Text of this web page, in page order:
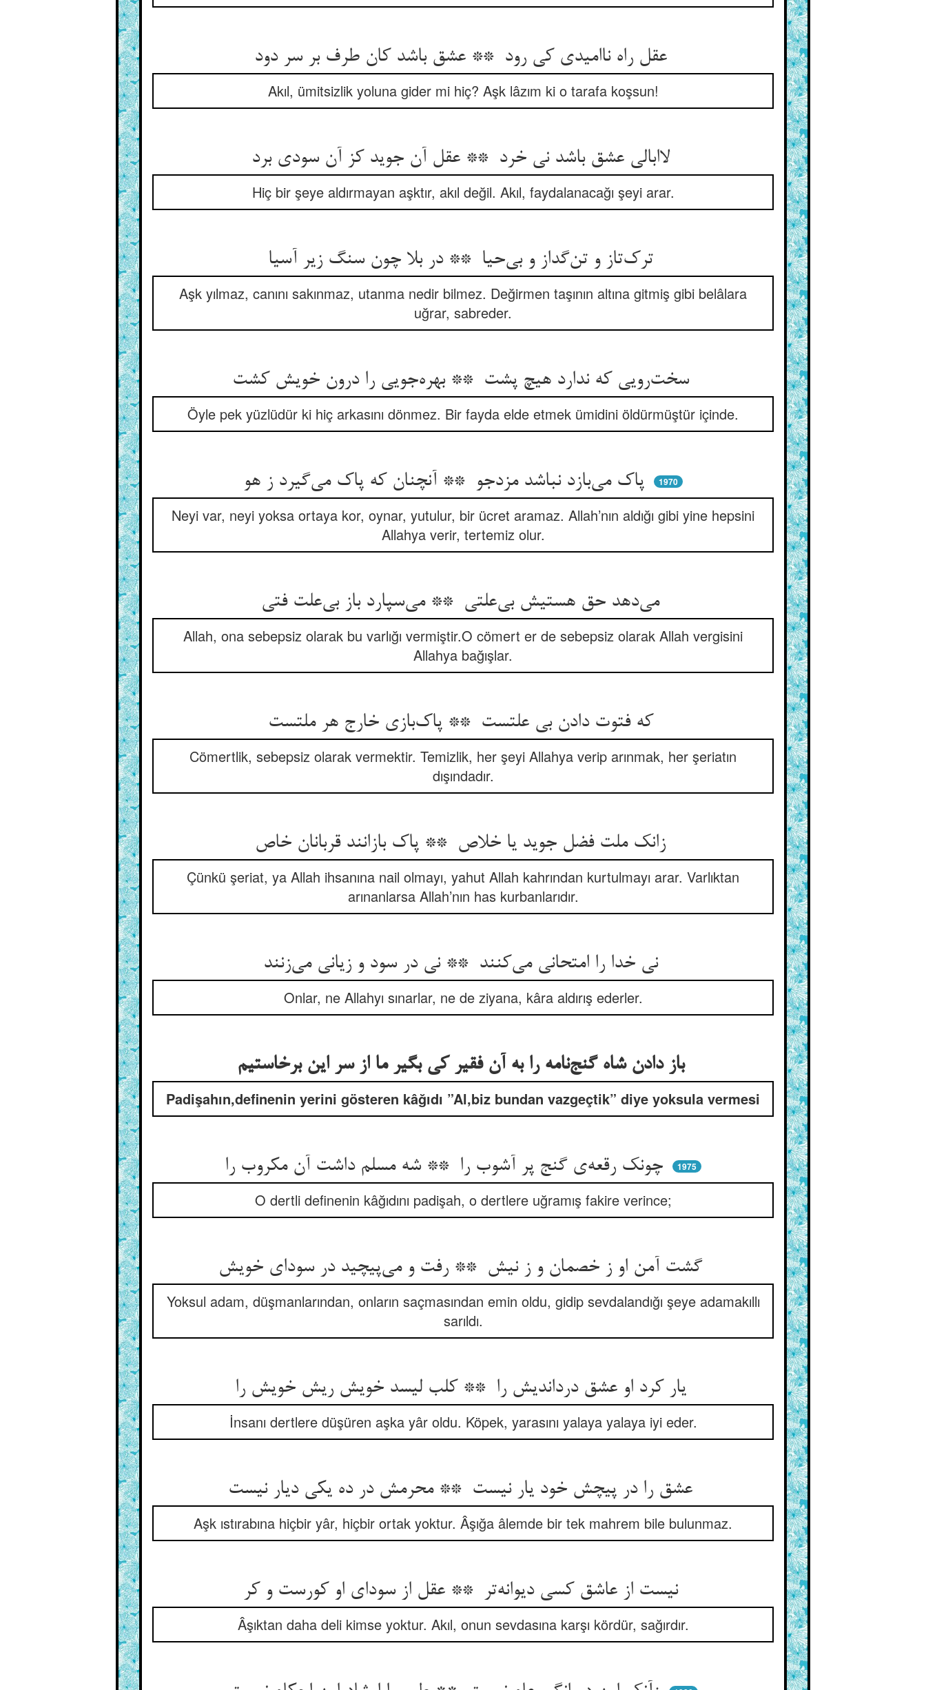
عقل راه ناامیدی کی رود ** عشق باشد کان طرف بر سر دود
Akıl, ümitsizlik yoluna gider mi hiç? Aşk lâzım ki o tarafa koşsun!
لاابالی عشق باشد نی خرد ** عقل آن جوید کز آن سودی برد
Hiç bir şeye aldırmayan aşktır, akıl değil. Akıl, faydalanacağı şeyi arar.
ترک‌تاز و تن‌گداز و بی‌حیا ** در بلا چون سنگ زیر آسیا
Aşk yılmaz, canını sakınmaz, utanma nedir bilmez. Değirmen taşının altına gitmiş gibi belâlara
uğrar, sabreder.
سخت‌رویی که ندارد هیچ پشت ** بهره‌جویی را درون خویش کشت
Öyle pek yüzlüdür ki hiç arkasını dönmez. Bir fayda elde etmek ümidini öldürmüştür içinde.
1970
Neyi var, neyi yoksa ortaya kor, oynar, yutulur, bir ücret aramaz. Allah’nın aldığı gibi yine hepsini
Allahya verir, tertemiz olur.
می‌دهد حق هستیش بی‌علتی ** می‌سپارد باز بی‌علت فتی
Allah, ona sebepsiz olarak bu varlığı vermiştir.O cömert er de sebepsiz olarak Allah vergisini
Allahya bağışlar.
که فتوت دادن بی علتست ** پاک‌بازی خارج هر ملتست
Cömertlik, sebepsiz olarak vermektir. Temizlik, her şeyi Allahya verip arınmak, her şeriatın
dışındadır.
Çünkü şeriat, ya Allah ihsanına nail olmayı, yahut Allah kahrından kurtulmayı arar. Varlıktan
arınanlarsa Allah’nın has kurbanlarıdır.
نی خدا را امتحانی می‌کنند ** نی در سود و زیانی می‌زنند
Onlar, ne Allahyı sınarlar, ne de ziyana, kâra aldırış ederler.
باز دادن شاه گنج‌نامه را به آن فقیر کی بگیر ما از سر این برخاستیم
Padişahın,definenin yerini gösteren kâğıdı ”Al,biz bundan vazgeçtik” diye yoksula vermesi
1975
O dertli definenin kâğıdını padişah, o dertlere uğramış fakire verince;
گشت آمن او ز خصمان و ز نیش ** رفت و می‌پیچید در سودای خویش
Yoksul adam, düşmanlarından, onların saçmasından emin oldu, gidip sevdalandığı şeye adamakıllı
sarıldı.
یار کرد او عشق درداندیش را ** کلب لیسد خویش ریش خویش را
İnsanı dertlere düşüren aşka yâr oldu. Köpek, yarasını yalaya yalaya iyi eder.
Aşk ıstırabına hiçbir yâr, hiçbir ortak yoktur. Âşığa âlemde bir tek mahrem bile bulunmaz.
نیست از عاشق کسی دیوانه‌تر ** عقل از سودای او کورست و کر
Âşıktan daha deli kimse yoktur. Akıl, onun sevdasına karşı kördür, sağırdır.